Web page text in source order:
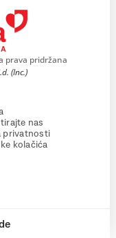
prava pridržana
(Inc.)
nas
privatnosti
kolačića